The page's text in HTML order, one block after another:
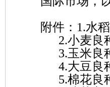
附件：1.水
2.小麦良
3.玉米良
4.大豆良
5.棉花良